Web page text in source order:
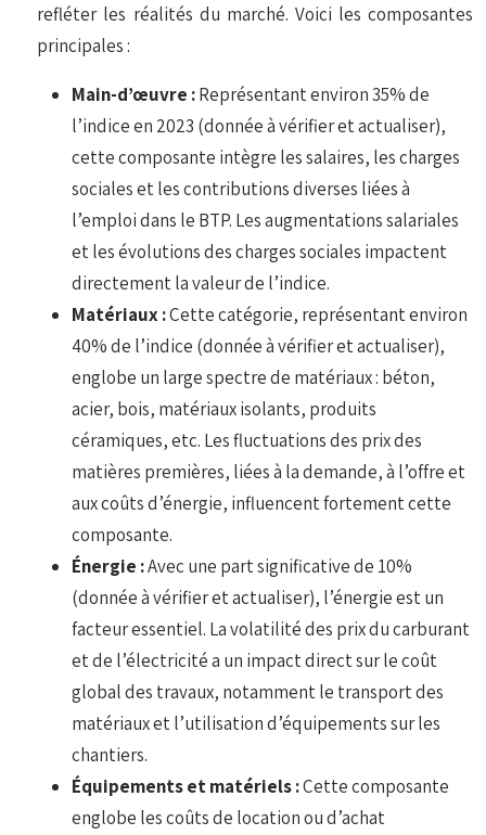
refléter les réalités du marché. Voici les composantes
principales :
Main-d’œuvre :Représentant environ 35% de
l’indice en 2023 (donnée à vérifier et actualiser),
cette composante intègre les salaires, les charges
sociales et les contributions diverses liées à
l’emploi dans le BTP. Les augmentations salariales
et les évolutions des charges sociales impactent
directement la valeur de l’indice.
Matériaux :Cette catégorie, représentant environ
40% de l’indice (donnée à vérifier et actualiser),
englobe un large spectre de matériaux : béton,
acier, bois, matériaux isolants, produits
céramiques, etc. Les fluctuations des prix des
matières premières, liées à la demande, à l’offre et
aux coûts d’énergie, influencent fortement cette
composante.
Énergie :Avec une part significative de 10%
(donnée à vérifier et actualiser), l’énergie est un
facteur essentiel. La volatilité des prix du carburant
et de l’électricité a un impact direct sur le coût
global des travaux, notamment le transport des
matériaux et l’utilisation d’équipements sur les
chantiers.
Équipements et matériels :Cette composante
englobe les coûts de location ou d’achat